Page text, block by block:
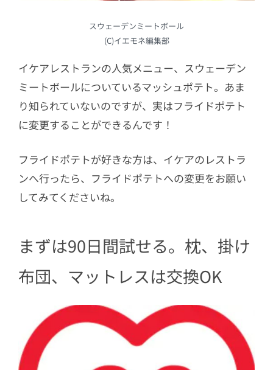
スウェーデンミートボール
(C)イエモネ編集部
イケアレストランの人気メニュー、スウェーデン
ミートボールについているマッシュポテト。あま
り知られていないのですが、実はフライドポテト
に変更することができるんです！
フライドポテトが好きな方は、イケアのレストラ
ンへ行ったら、フライドポテトへの変更をお願い
してみてくださいね。
まずは90日間試せる。枕、掛け
布団、マットレスは交換OK